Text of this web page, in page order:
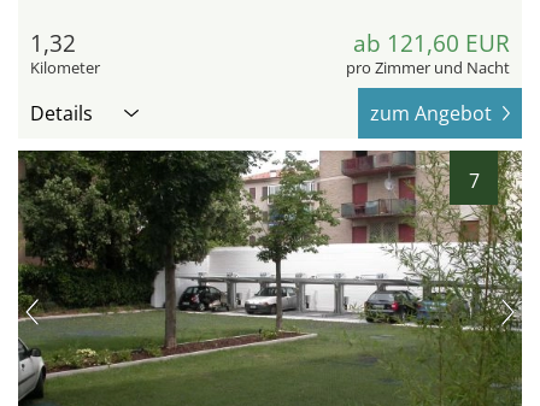
1,32
Kilometer
ab 121,60 EUR
pro Zimmer und Nacht
Details zum Angebot
7